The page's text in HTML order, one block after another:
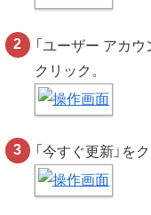
「ユーザー アカウ
クリック。
「今すぐ更新」を